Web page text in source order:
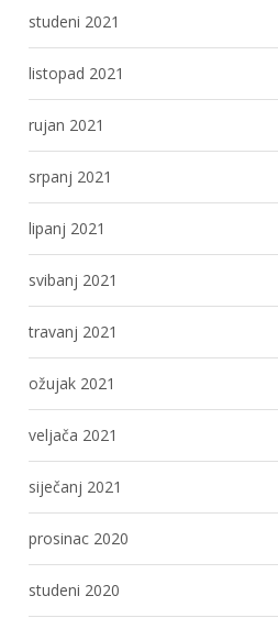
studeni 2021
listopad 2021
rujan 2021
srpanj 2021
lipanj 2021
svibanj 2021
travanj 2021
ožujak 2021
veljača 2021
siječanj 2021
prosinac 2020
studeni 2020